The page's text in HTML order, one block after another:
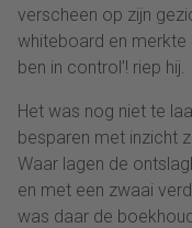
verscheen op zijn
whiteboard en merkte
ben in control’! riep hij.
Het was nog niet te
besparen met inzicht
Waar lagen de
en met een zwaai
was daar de